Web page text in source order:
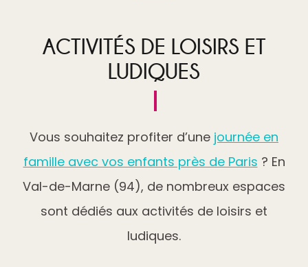
ACTIVITÉS DE LOISIRS ET
LUDIQUES
Vous souhaitez profiter d’une journée en
famille avec vos enfants près de Paris ? En
Val-de-Marne (94), de nombreux espaces
sont dédiés aux activités de loisirs et
ludiques.